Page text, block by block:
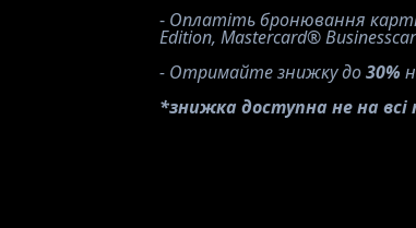
- Оплатіть бронювання
Edition, Mastercard®
- Отримайте знижку до 30%
*знижка доступна не на всі